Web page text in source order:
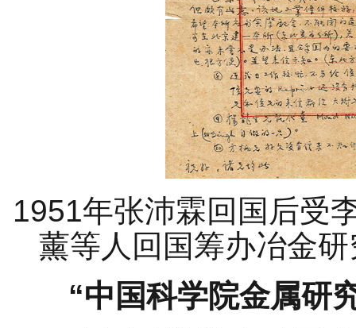
1951年张沛霖回国后受
薰等人回国筹办冶金
“中国科学院金属研